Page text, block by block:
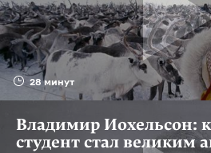
28 минут
Владимир Иохельсон:
студент стал великим